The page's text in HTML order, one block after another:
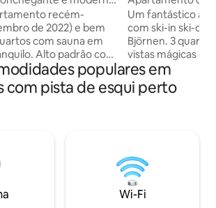
recém-
de 2022) e bem
com sauna em
Alto padrão com
do piso e
difícil de superar que
sensação de
no sistema de
300 metros na outra
um
e ônibus de
pistas de esqui
Um fantástico
com ski-in ski-
Björnen. 3
vistas mágicas de
Ampla sala de
música, adorável
belas vistas. Ônibus de esqui do lado de
carregador
churrasqueira,
está incluída,
check in and out
populares em
com pista de esqui perto
Wi-Fi